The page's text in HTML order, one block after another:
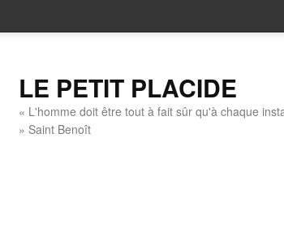
LE PETIT PLACIDE
« L'homme doit être tout à fait sûr qu'à chaque
» Saint Benoît